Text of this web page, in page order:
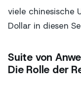
viele chinesische
Dollar in diesen
Suite von
Die Rolle der